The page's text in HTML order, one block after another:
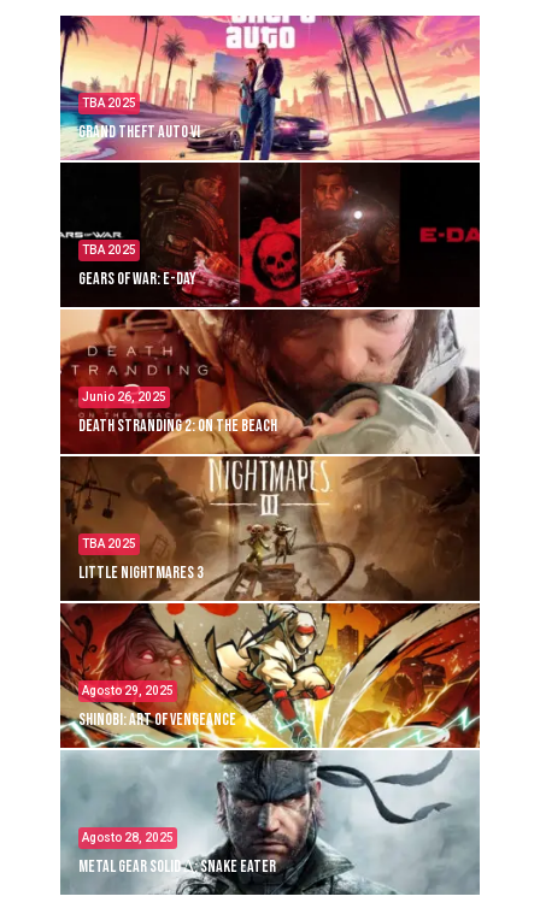
TBA 2025
Grand Theft Auto VI
TBA 2025
Gears of War: E-Day
Junio 26, 2025
Death Stranding 2: On the Beach
TBA 2025
Little Nightmares 3
Agosto 29, 2025
Shinobi: Art of Vengeance
Agosto 28, 2025
Metal Gear Solid Δ: Snake Eater